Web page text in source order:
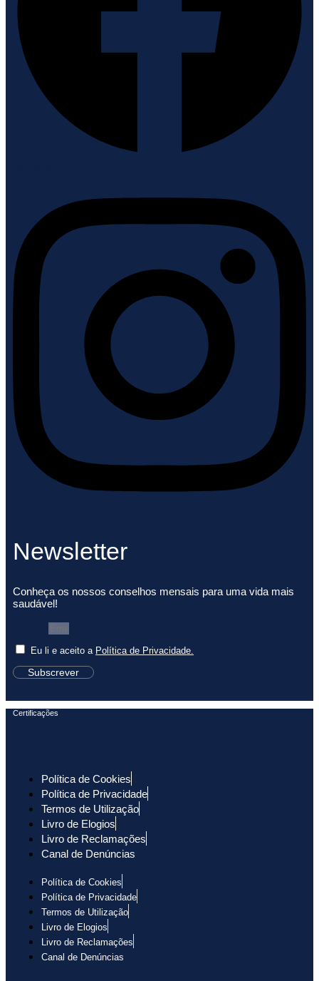
Newsletter
Conheça os nossos conselhos mensais para uma vida mais
saudável!
Eu li e aceito a Política de Privacidade.
Subscrever
Certificações
Política de Cookies
Política de Privacidade
Termos de Utilização
Livro de Elogios
Livro de Reclamações
Canal de Denúncias
Política de Cookies
Política de Privacidade
Termos de Utilização
Livro de Elogios
Livro de Reclamações
Canal de Denúncias